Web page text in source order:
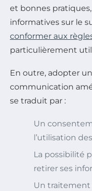
et bonnes
informatives sur le
conformer aux
particulièrement
En outre, adopter
communication
se traduit par :
Un
l’utilisation
La possibilité
retirer ses
Un traitement